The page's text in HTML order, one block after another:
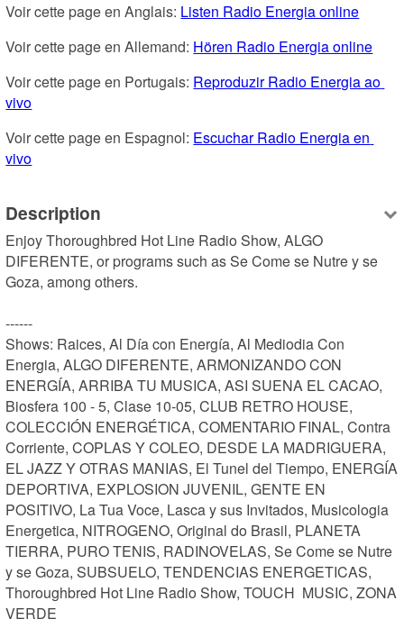
Voir cette page en Anglais: Listen Radio Energia online
Voir cette page en Allemand: Hören Radio Energia online
Voir cette page en Portugais: Reproduzir Radio Energia ao
vivo
Voir cette page en Espagnol: Escuchar Radio Energia en
vivo
Description
Enjoy Thoroughbred Hot Line Radio Show, ALGO
DIFERENTE, or programs such as Se Come se Nutre y se
Goza, among others.
------
Shows: Raices, Al Día con Energía, Al Mediodia Con
Energia, ALGO DIFERENTE, ARMONIZANDO CON
ENERGÍA, ARRIBA TU MUSICA, ASI SUENA EL CACAO,
Biosfera 100 - 5, Clase 10-05, CLUB RETRO HOUSE,
COLECCIÓN ENERGÉTICA, COMENTARIO FINAL, Contra
Corriente, COPLAS Y COLEO, DESDE LA MADRIGUERA,
EL JAZZ Y OTRAS MANIAS, El Tunel del Tiempo, ENERGÍA
DEPORTIVA, EXPLOSION JUVENIL, GENTE EN
POSITIVO, La Tua Voce, Lasca y sus Invitados, Musicologia
Energetica, NITROGENO, Original do Brasil, PLANETA
TIERRA, PURO TENIS, RADINOVELAS, Se Come se Nutre
y se Goza, SUBSUELO, TENDENCIAS ENERGETICAS,
Thoroughbred Hot Line Radio Show, TOUCH  MUSIC, ZONA
VERDE